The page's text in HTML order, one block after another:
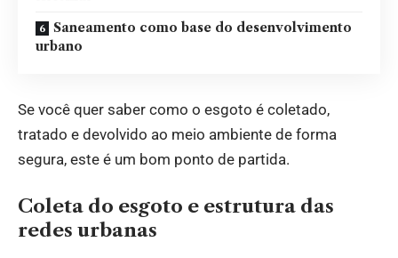
Saneamento como base do desenvolvimento
urbano
Se você quer saber como o esgoto é coletado,
tratado e devolvido ao meio ambiente de forma
segura, este é um bom ponto de partida.
Coleta do esgoto e estrutura das
redes urbanas